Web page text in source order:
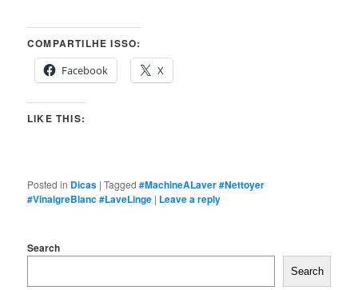
COMPARTILHE ISSO:
Facebook
X
LIKE THIS:
Posted in Dicas |Tagged #MachineALaver #Nettoyer
#VinaigreBlanc #LaveLinge | Leave a reply
Search
Search